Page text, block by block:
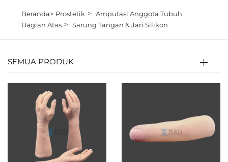
Beranda> Prostetik> Amputasi Anggota Tubuh
Bagian Atas> Sarung Tangan & Jari Silikon
SEMUA PRODUK